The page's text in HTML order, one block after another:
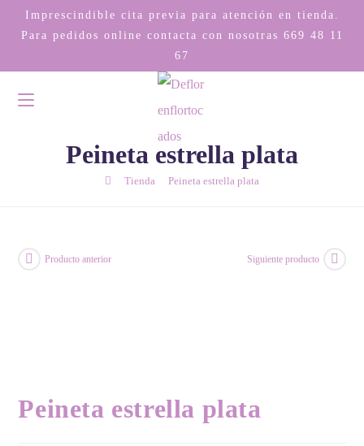
Imprescindible cita previa para atención en tienda.
Para pedidos online contacta con nosotras 669 48 11
67
Peineta estrella plata
Tienda Peineta estrella plata
Producto anterior Siguiente producto
Peineta estrella plata